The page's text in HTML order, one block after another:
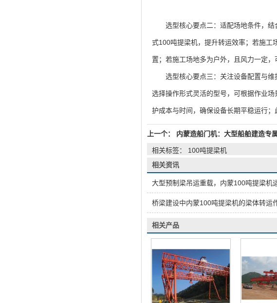
选型核心要点二：适配场地条件，结
式100吨提梁机，提升转运效率；若施工
置；若施工场地多为户外，且风力一定
选型核心要点三：关注设备配置与维
选择操作形式灵活的型号，可根据作业
护成本与时间，确保设备长期平稳运行
上一个： 内蒙造船门机：大型船舶建造专
相关标签： 100吨提梁机
相关资讯
大型预制梁吊运重载，内蒙100吨提梁机
桥梁建设中内蒙100吨提梁机的梁体转运
相关产品